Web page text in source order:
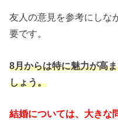
友人の意見を参考にしな
要です。
8月からは特に魅力が高
しょう。
結婚については、大きな